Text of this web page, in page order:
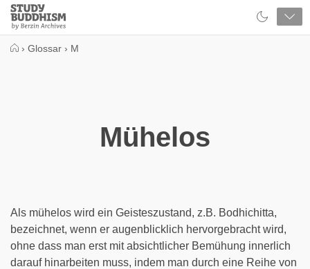
Close
Study
Buddhism
› Glossar › M
Mühelos
Als mühelos wird ein Geisteszustand, z.B. Bodhichitta,
bezeichnet, wenn er augenblicklich hervorgebracht wird,
ohne dass man erst mit absichtlicher Bemühung innerlich
darauf hinarbeiten muss, indem man durch eine Reihe von